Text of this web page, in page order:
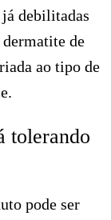
debilitadas
de
ao tipo de
tolerando
pode ser